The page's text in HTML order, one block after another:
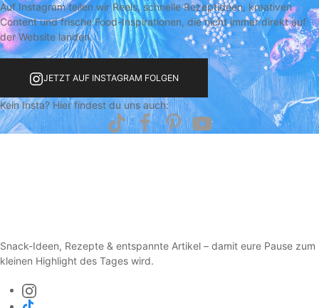
Auf Instagram teilen wir Reels, schnelle Rezeptideen, kreativen
Content und frische Food-Inspirationen, die nicht immer direkt auf
der Website landen.
JETZT AUF INSTAGRAM FOLGEN
Kein Insta? Hier findest du uns auch:
Snack-Ideen, Rezepte & entspannte Artikel – damit eure Pause zum
kleinen Highlight des Tages wird.